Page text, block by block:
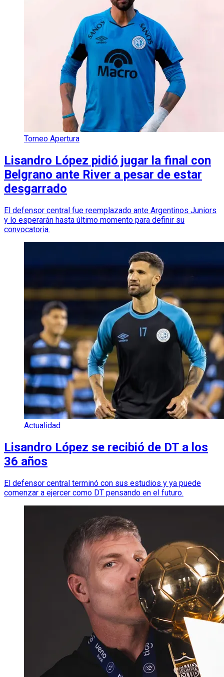
Torneo Apertura
Lisandro López pidió jugar la final con
Belgrano ante River a pesar de estar
desgarrado
El defensor central fue reemplazado ante Argentinos Juniors
y lo esperarán hasta último momento para definir su
convocatoria.
Actualidad
Lisandro López se recibió de DT a los
36 años
El defensor central terminó con sus estudios y ya puede
comenzar a ejercer como DT pensando en el futuro.